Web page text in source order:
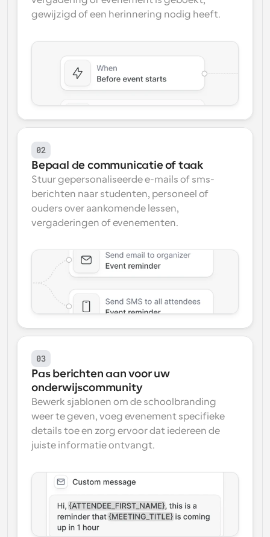
gewijzigd of een herinnering nodig heeft.
02
Bepaal de communicatie of taak
Stuur gepersonaliseerde e-mails of sms-
berichten naar studenten, personeel of
ouders over aankomende lessen,
vergaderingen of evenementen.
03
Pas berichten aan voor uw
onderwijscommunity
Bewerk sjablonen om de schoolbranding
weer te geven, voeg evenement specifieke
details toe en zorg ervoor dat iedereen de
juiste informatie ontvangt.